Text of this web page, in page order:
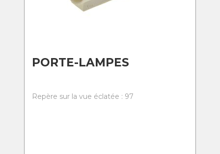
PORTE-LAMPES
Repère sur la vue éclatée : 97